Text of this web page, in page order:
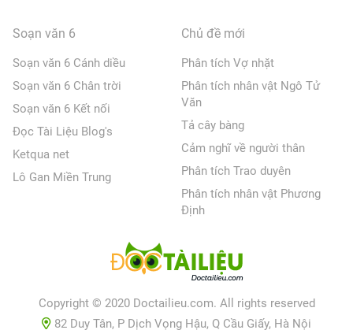
Soạn văn 6
Soạn văn 6 Cánh diều
Soạn văn 6 Chân trời
Soạn văn 6 Kết nối
Đọc Tài Liệu Blog's
Ketqua net
Lô Gan Miền Trung
Chủ đề mới
Phân tích Vợ nhặt
Phân tích nhân vật Ngô Tử
Văn
Tả cây bàng
Cảm nghĩ về người thân
Phân tích Trao duyên
Phân tích nhân vật Phương
Định
Copyright © 2020 Doctailieu.com. All rights reserved
82 Duy Tân, P Dịch Vọng Hậu, Q Cầu Giấy, Hà Nội